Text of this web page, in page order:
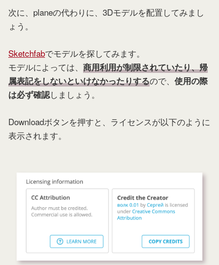
次に、planeの代わりに、3Dモデルを配置してみまし
ょう。
Sketchfabでモデルを探してみます。
モデルによっては、 商用利用が制限されていたり、帰
属表記をしないといけなかったりするので、 使用の際
は必ず確認しましょう。
Downloadボタンを押すと、ライセンスが以下のように
表示されます。